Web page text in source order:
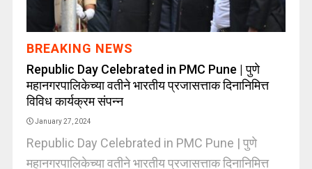
BREAKING NEWS
Republic Day Celebrated in PMC Pune | पुणे
महानगरपालिकेच्या वतीने भारतीय प्रजासत्ताक दिनानिमित्त
विविध कार्यक्रम संपन्न
January 27, 2024
Republic Day Celebrated in PMC Pune | पुणे
महानगरपालिकेच्या वतीने भारतीय प्रजासत्ताक दिनानिमित्त